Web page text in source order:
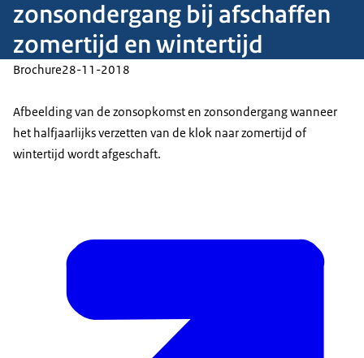
zonsondergang bij afschaffen
zomertijd en wintertijd
Brochure28-11-2018
Afbeelding van de zonsopkomst en zonsondergang wanneer
het halfjaarlijks verzetten van de klok naar zomertijd of
wintertijd wordt afgeschaft.